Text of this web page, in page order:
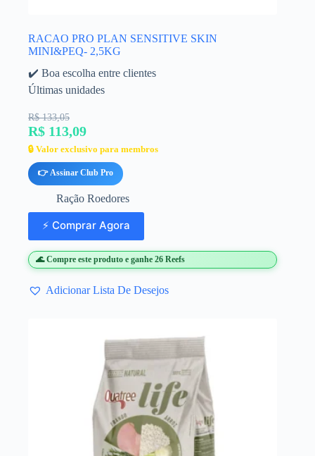
RACAO PRO PLAN SENSITIVE SKIN
MINI&PEQ- 2,5KG
✔️ Boa escolha entre clientes
Últimas unidades
R$ 133,05
R$ 113,09
🔒 Valor exclusivo para membros
👉 Assinar Club Pro
Ração Roedores
⚡ Comprar Agora
🌊 Compre este produto e ganhe 26 Reefs
Adicionar Lista De Desejos